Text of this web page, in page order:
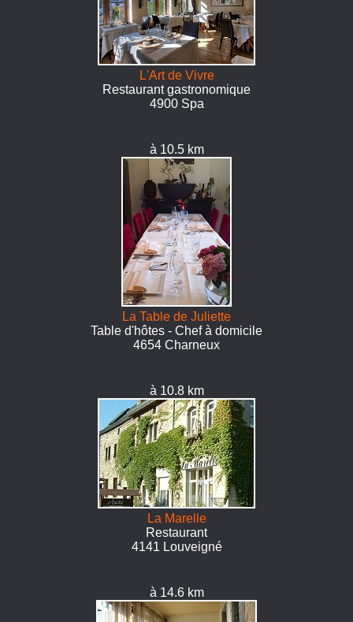
L'Art de Vivre
Restaurant gastronomique
4900 Spa
à 10.5 km
La Table de Juliette
Table d'hôtes - Chef à domicile
4654 Charneux
à 10.8 km
La Marelle
Restaurant
4141 Louveigné
à 14.6 km